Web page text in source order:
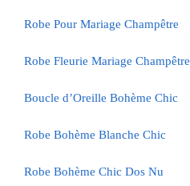
Robe Pour Mariage Champêtre
Robe Fleurie Mariage Champêtre
Boucle d’Oreille Bohème Chic
Robe Bohème Blanche Chic
Robe Bohème Chic Dos Nu